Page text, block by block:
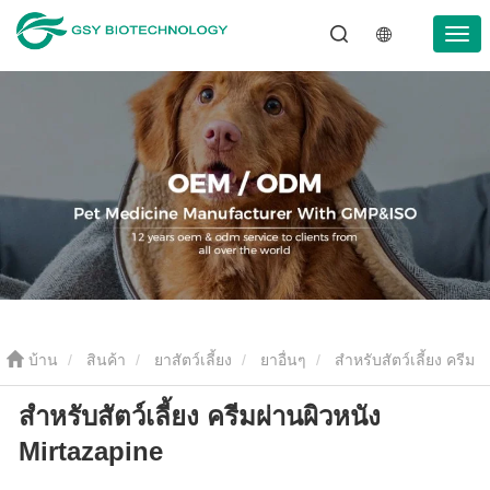
บ้าน สินค้า ยาสัตว์เลี้ยง ยาอื่นๆ
ผ่านผิวหนัง Mirtazapine
สำหรับสัตว์เลี้ยง ครีมผ่านผิวหนัง
Mirtazapine